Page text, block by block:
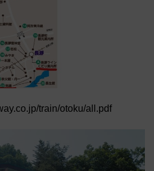
train/otoku/all.pdf